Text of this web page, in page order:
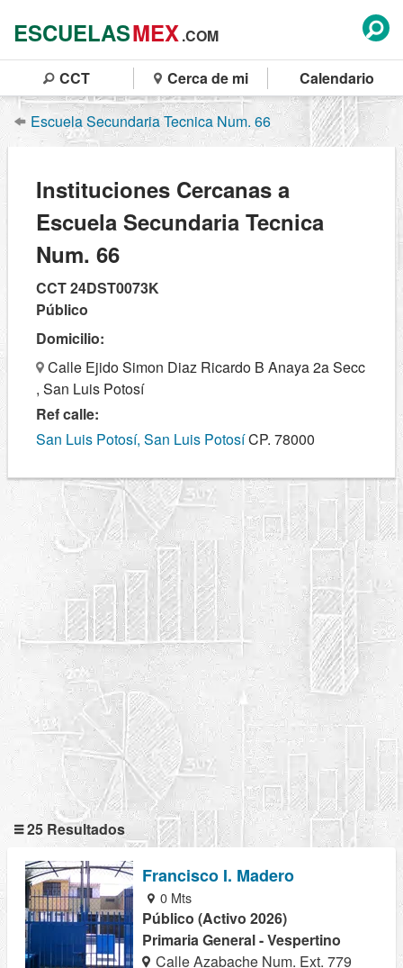
ESCUELASMEX.COM
CCT Cerca de mi Calendario
Escuela Secundaria Tecnica Num. 66
Instituciones Cercanas a
Escuela Secundaria Tecnica
Num. 66
CCT 24DST0073K
Público
Domicilio:
Calle Ejido Simon Diaz Ricardo B Anaya 2a Secc
, San Luis Potosí
Ref calle:
San Luis Potosí, San Luis PotosíCP. 78000
25 Resultados
Francisco I. Madero
0 Mts
Público (Activo 2026)
Primaria General - Vespertino
Calle Azabache Num. Ext. 779